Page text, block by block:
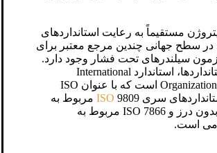
مستقیماً به رعایت استانداردهای
در سطح جهانی چندین مرجع معتبر برای
سیلندرهای تحت فشار وجود دارد.
یکی از مهم‌ترین استانداردها، استاندارد International
Organization for Standardization است که با عنوان ISO
سری
ISO 9809 مربوط به
سیلندرهای فولادی بدون درز و ISO 7866 مربوط به
است.